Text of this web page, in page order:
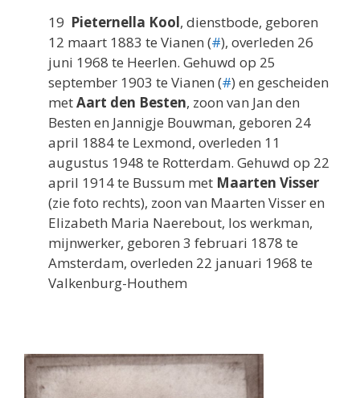
19 Pieternella Kool, dienstbode, geboren
12 maart 1883 te Vianen (#), overleden 26
juni 1968 te Heerlen. Gehuwd op 25
september 1903 te Vianen (#) en gescheiden
metAart den Besten, zoon van Jan den
Besten en Jannigje Bouwman, geboren 24
april 1884 te Lexmond, overleden 11
augustus 1948 te Rotterdam. Gehuwd op 22
april 1914 te Bussum met Maarten Visser
(zie foto rechts), zoon van Maarten Visser en
Elizabeth Maria Naerebout, los werkman,
mijnwerker, geboren 3 februari 1878 te
Amsterdam, overleden 22 januari 1968 te
Valkenburg-Houthem